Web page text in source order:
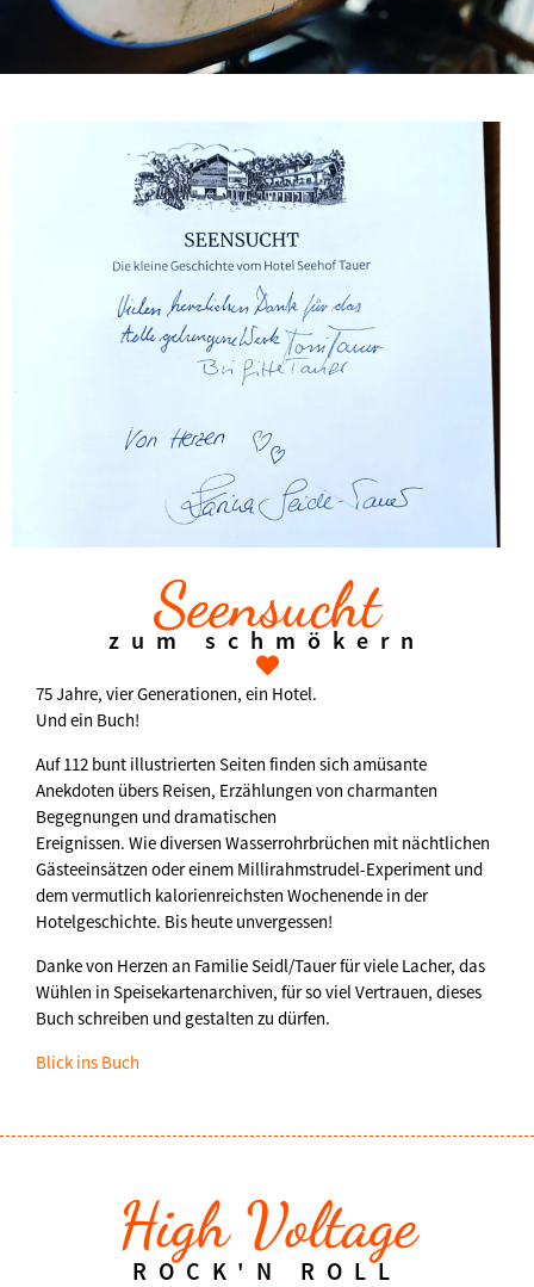
Seensucht
zum schmökern
75 Jahre, vier Generationen, ein Hotel.
Und ein Buch!
Auf 112 bunt illustrierten Seiten finden sich amüsante
Anekdoten übers Reisen, Erzählungen von charmanten
Begegnungen und dramatischen
Ereignissen. Wie diversen Wasserrohrbrüchen mit nächtlichen
Gästeeinsätzen oder einem Millirahmstrudel-Experiment und
dem vermutlich kalorienreichsten Wochenende in der
Hotelgeschichte. Bis heute unvergessen!
Danke von Herzen an Familie Seidl/Tauer für viele Lacher, das
Wühlen in Speisekartenarchiven, für so viel Vertrauen, dieses
Buch schreiben und gestalten zu dürfen.
Blick ins Buch
High Voltage
ROCK'N ROLL